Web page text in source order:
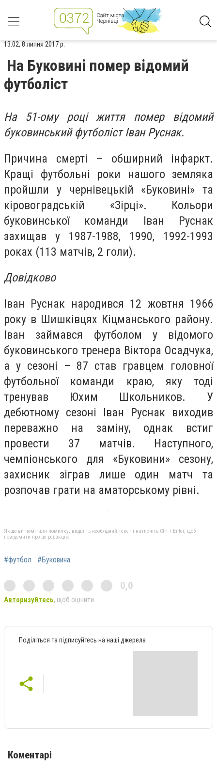
13:02, 8 липня 2017 р.
На Буковині помер відомий
футболіст
На 51-ому році життя помер відомий
буковинський футболіст Іван Руснак.
Причина смерті – обширний інфаркт.
Кращі футбольні роки нашого земляка
пройшли у чернівецькій «Буковині» та
кіровоградській «Зірці». Кольори
буковинської команди Іван Руснак
захищав у 1987-1988, 1990, 1992-1993
роках (113 матчів, 2 голи).
Довідково
Іван Руснак народився 12 жовтня 1966
року в Шишківцях Кіцманського району.
Іван займався футболом у відомого
буковинського тренера Віктора Осадчука,
а у сезоні – 87 став гравцем головної
футбольної команди краю, яку тоді
тренував Юхим Школьников. У
дебютному сезоні Іван Руснак виходив
переважно на заміну, однак встиг
провести 37 матчів. Наступного,
чемпіонського для «Буковини» сезону,
захисник зіграв лише один матч та
розпочав грати на аматорському рівні.
Якщо ви помітили помилку, виділіть необхідний текст і натисніть Ctrl + Enter, щоб
повідомити про це редакцію
#футбол #Буковина
0,0
Авторизуйтесь, щоб оцінити
Поділіться та підписуйтесь на наші джерела
Коментарі